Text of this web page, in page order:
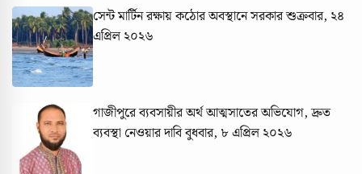
সেন্ট মার্টিন রক্ষায় কঠোর অবস্থানে সরকারশুক্রবার, ২৪
এপ্রিল ২০২৬
গাজীপুরে ব্যবসায়ীর অর্থ আত্মসাতের অভিযোগ, দ্রুত
ব্যবস্থা নেওয়ার দাবিবুধবার, ৮ এপ্রিল ২০২৬